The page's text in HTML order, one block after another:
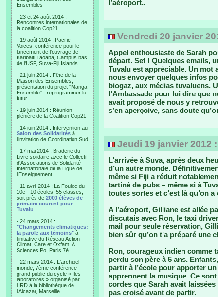
Ensembles
- 23 et 24 août 2014 :
Rencontres internationales de
la coalition Cop21
- 19 août 2014 : Pacific
Voices, conférence pour le
lancement de l'ouvrage de
Karibaiti Taoaba, Campus bas
de l'USP, Suva-Fiji Islands
- 21 juin 2014 : Fête de la
Maison des Ensembles,
présentation du projet "Manga
Ensemble" - reprogrammer le
futur.
- 19 juin 2014 : Réunion
plénière de la Coalition Cop21
- 14 juin 2014 : Intervention au
Salon des Solidarités à
l'invitation de Coordination Sud
- 17 mai 2014 : Braderie du
Livre solidaire avec le Collectif
d'Associations de Solidarité
Internationale de la Ligue de
l'Enseignement.
- 11 avril 2014 : La Foulée du
10e - 10 écoles, 55 classes,
soit près de 2000 élèves de
primaire courent pour
Tuvalu
- 24 mars 2014 :
"Changements climatiques:
la parole aux témoins" à
l'initiative du Réseau Action
Climat, Care et Oxfam. A
Sciences Po, Paris 7è
- 22 mars 2014 : L'archipel
monde, 7ème conférence
grand public du cycle « Iles
laboratoires » organisé par
l'IRD à la bibliothèque de
l’Alcazar, Marseille
l’aéroport..
Vendredi 20 janvier
Appel enthousiaste de Sarah
départ. Set ! Quelques emails,
Tuvalu est appréciable. Un mot
nous envoyer quelques infos
biogaz, aux médias tuvaluens.
l’Ambassade pour lui dire que
avait proposé de nous y
s’en aperçoive, sans doute
Jeudi 19 janvier 2012
L’arrivée à Suva, après deux
d’un autre monde.
même si Fiji a réduit
tartiné de pubs – même si à
toutes sortes et c’est là qu’on
A l’aéroport, Gilliane est allée
discutais avec Ron, le taxi
mail pour seule réservation,
bien sûr qu’on t’a préparé une
Ron, courageux indien comme
perdu son père à 5 ans.
partir à l’école pour apporter
apprennent la musique. Ce
cordes que Sarah avait
pas croisé avant de partir.